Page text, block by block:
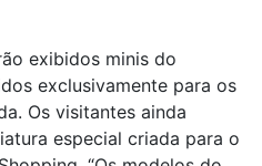
exibidos minis do
exclusivamente para os
Os visitantes ainda
especial criada para o